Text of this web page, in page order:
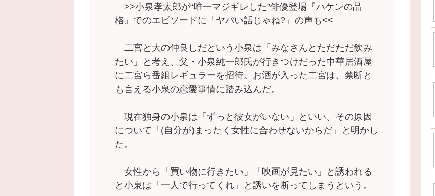
>>小泉孝太郎が“唯一マジギレした”俳優登場『ハケンの品
格』でのエピソードに「ヤバい話じゃね?」の声も<<
二宮と大の仲良しだという小泉は「みなさんとただただ飲み
たい」と考え、父・小泉純一郎氏が行きつけだった中華居酒屋
に二宮ら番組レギュラーを招待。お酒が入った二宮は、禁断と
も言える小泉の恋愛事情に踏み込んだ。
現在独身の小泉は「ずっと彼女がいない」といい、その原因
について「(自分が)まったく女性に合わせないからだ」と明かし
た。
女性から「買い物に行きたい」「映画が見たい」と誘われる
と小泉は「一人で行ってくれ」と誘いを断ってしまうという。